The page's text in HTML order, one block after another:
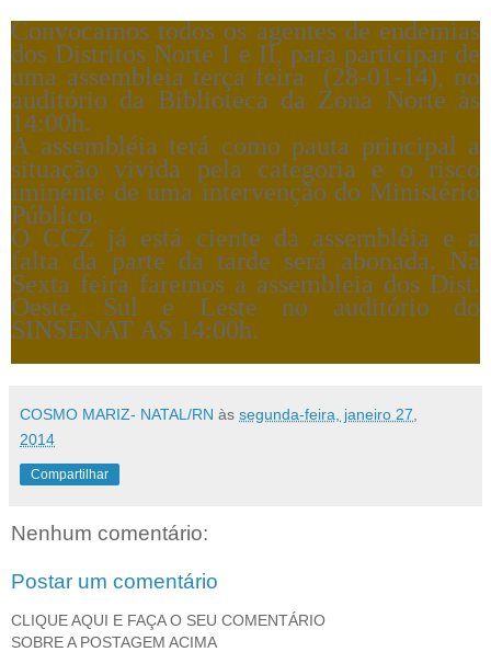
Convocamos todos os agentes de endemias
dos Distritos Norte I e II, para participar de
uma assembleia terça feira (28-01-14), no
auditório da Biblioteca da Zona Norte às
14:00h.
A assembléia terá como pauta principal a
situação vivida pela categoria e o risco
iminente de uma intervenção do Ministério
Público.
O CCZ já está ciente da assembléia e a
falta da parte da tarde será abonada. Na
Sexta feira faremos a assembleia dos Dist.
Oeste, Sul e Leste no auditório do
SINSENAT AS 14:00h.
COSMO MARIZ- NATAL/RN às segunda-feira, janeiro 27,
2014
Compartilhar
Nenhum comentário:
Postar um comentário
CLIQUE AQUI E FAÇA O SEU COMENTÁRIO
SOBRE A POSTAGEM ACIMA